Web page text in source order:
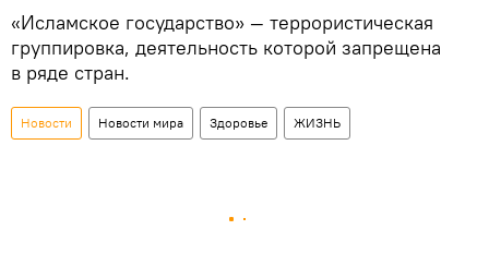
«Исламское государство» — террористическая
группировка, деятельность которой запрещена
в ряде стран.
Новости Новости мира Здоровье ЖИЗНЬ